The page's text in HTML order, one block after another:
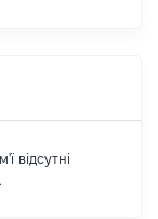
відсутні